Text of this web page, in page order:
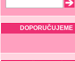
DOPORUČUJEME